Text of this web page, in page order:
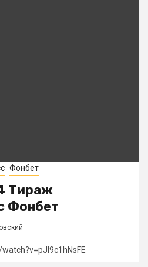
Фонбет
Тираж
Фонбет